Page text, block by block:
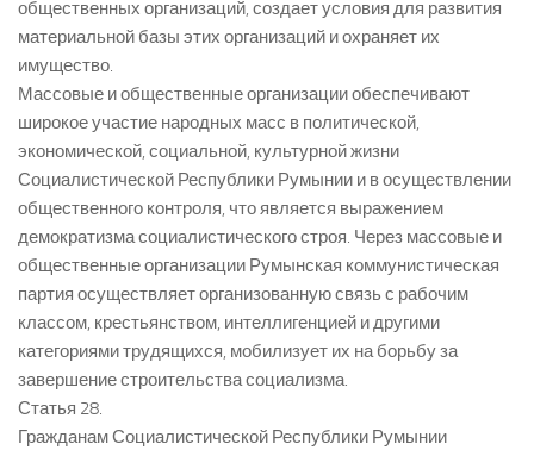
общественных организаций, создает условия для развития
материальной базы этих организаций и охраняет их
имущество.
Массовые и общественные организации обеспечивают
широкое участие народных масс в политической,
экономической, социальной, культурной жизни
Социалистической Республики Румынии и в осуществлении
общественного контроля, что является выражением
демократизма социалистического строя. Через массовые и
общественные организации Румынская коммунистическая
партия осуществляет организованную связь с рабочим
классом, крестьянством, интеллигенцией и другими
категориями трудящихся, мобилизует их на борьбу за
завершение строительства социализма.
Статья 28.
Гражданам Социалистической Республики Румынии